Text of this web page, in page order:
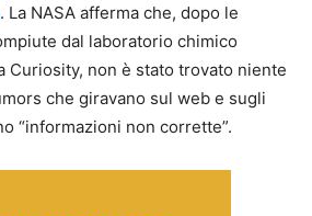
. La NASA afferma che, dopo le
dal laboratorio chimico
Curiosity, non è stato trovato niente
che giravano sul web e sugli
“informazioni non corrette”.